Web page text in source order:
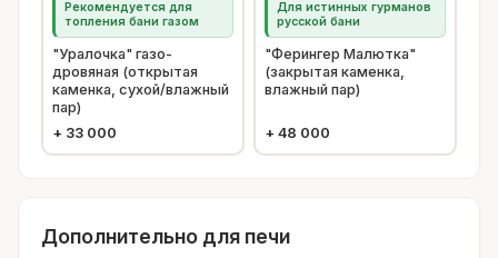
Рекомендуется для
топления бани газом
"Уралочка" газо-
дровяная (открытая
каменка, сухой/влажный
пар)
+ 33 000
Для истинных гурманов
русской бани
"Ферингер Малютка"
(закрытая каменка,
влажный пар)
+ 48 000
Дополнительно для печи